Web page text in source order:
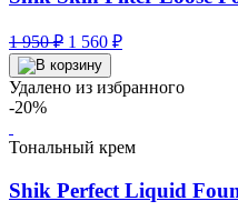
1 950₽ Первоначальная
цена
составляла
1
1 560 ₽Текущая
1
560 ₽.
Удалено из избранного
-20%
Тональный крем
Shik Perfect Liquid